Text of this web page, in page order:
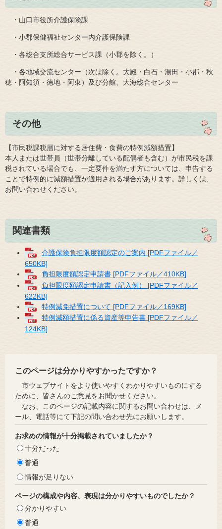
・山口市役所介護保険課
・小郡保健福祉センター内介護保険課
・各総合支所総合サービス課（小郡を除く。）
・各地域交流センター（次は除く。大殿・白石・湯田・小郡・秋
穂・阿知須・徳地・阿東）及び分館、大海総合センター
その他
【市民税課税層に対する居住費・食費の特例減額措置】
本人または世帯員（世帯分離している配偶者も含む）が市民税を課
税されている場合でも、一定要件を満たす方については、申告する
ことで特例的に減額措置が適用される場合があります。詳しくは、
お問い合わせください。
関連書類
介護保険負担限度額認定のご案内 [PDFファイル／
650KB]
負担限度額認定申請書 [PDFファイル／410KB]
負担限度額認定申請書（記入例） [PDFファイル／
622KB]
特例減免措置について [PDFファイル／169KB]
特例減額措置に係る資産等申告書 [PDFファイル／
124KB]
このページは分かりやすかったですか？
市ウェブサイトをより使いやすくわかりやすいものにする
ために、皆さんのご意見をお聞かせください。
なお、このページの記載内容に関するお問い合わせは、メ
ール、電話等にて下記の問い合わせ先にお願いします。
お求めの情報が十分掲載されていましたか？
十分だった
普通
情報が足りない
ページの構成や内容、表現は分かりやすいものでしたか？
分かりやすい
普通